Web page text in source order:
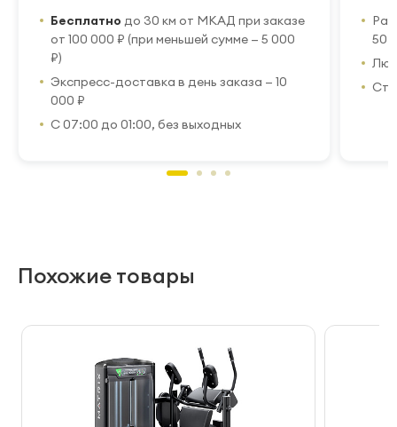
Бесплатно до 30 км от МКАД при заказе
от 100 000 ₽ (при меньшей сумме — 5 000
₽)
Экспресс-доставка в день заказа — 10
000 ₽
С 07:00 до 01:00, без выходных
50
Похожие товары